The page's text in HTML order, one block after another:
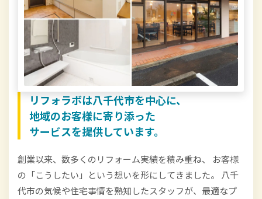
リフォラボは八千代市を中心に、
地域のお客様に寄り添った
サービスを提供しています。
創業以来、数多くのリフォーム実績を積み重ね、 お客様
の「こうしたい」という想いを形にしてきました。 八千
代市の気候や住宅事情を熟知したスタッフが、最適なプ